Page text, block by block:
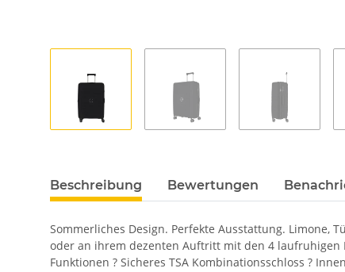
Beschreibung Bewertungen
Sommerliches Design. Perfekte Ausstattung. Limone,
oder an ihrem dezenten Auftritt mit den 4 laufruhigen
Funktionen ? Sicheres TSA Kombinationsschloss ?